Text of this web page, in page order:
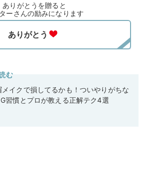
ありがとうを贈ると
ーさんの励みになります
む
メイクで損してるかも！ついやりがちな
習慣とプロが教える正解テク4選